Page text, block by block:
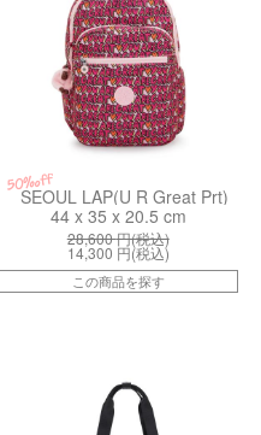
50%off
SEOUL LAP(U R Great Prt)
44 x 35 x 20.5 cm
28,600円(税込)
14,300 円(税込)
この商品を探す